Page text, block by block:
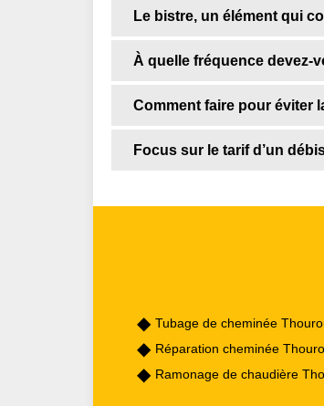
Le bistre, un élément qui
À quelle fréquence devez-
Comment faire pour éviter
Focus sur le tarif d’un
Tubage de cheminée
Réparation cheminée
Ramonage de chaudière